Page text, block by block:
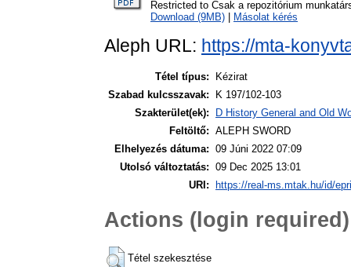
Restricted to Csak a repozitórium
Download (9MB)
Másolat kérés
Aleph URL: https://mta-
Tétel típus:
Kézirat
Szabad kulcsszavak:
K 197/102-103
Szakterület(ek):
D History General and Old
Feltöltő: ALEPH SWORD
Elhelyezés dátuma: 09 Júni 2022 07:09
Utolsó változtatás: 09 Dec 2025 13:01
URI:
https://real-ms.mtak.hu/id/
Actions (login required)
Tétel szekesztése